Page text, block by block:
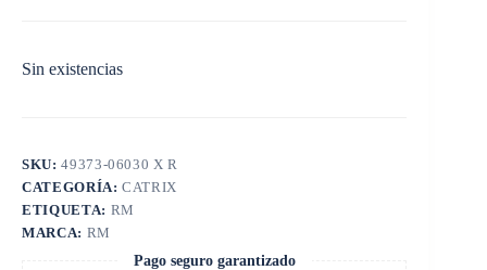
Sin existencias
SKU:49373-06030 X R
CATEGORÍA:CATRIX
ETIQUETA: RM
MARCA: RM
Pago seguro garantizado